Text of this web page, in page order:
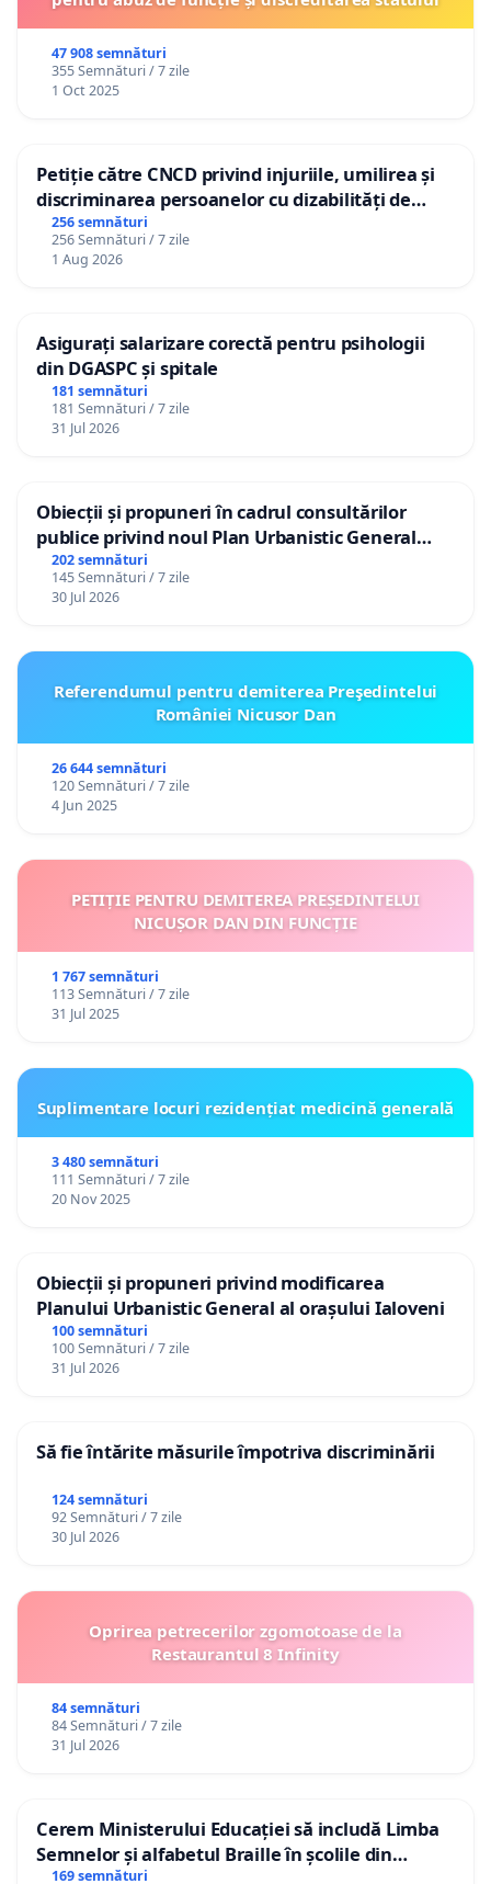
47 908 semnături
355 Semnături / 7 zile
1 Oct 2025
Petiție către CNCD privind injuriile, umilirea și
discriminarea persoanelor cu dizabilități de
către utilizatorul TikTok „Gorici”
256 semnături
256 Semnături / 7 zile
1 Aug 2026
Asigurați salarizare corectă pentru psihologii
din DGASPC și spitale
181 semnături
181 Semnături / 7 zile
31 Jul 2026
Obiecții și propuneri în cadrul consultărilor
publice privind noul Plan Urbanistic General
(PUG) Ialoveni
202 semnături
145 Semnături / 7 zile
30 Jul 2026
Referendumul pentru demiterea Preşedintelui
României Nicusor Dan
26 644 semnături
120 Semnături / 7 zile
4 Jun 2025
PETIȚIE PENTRU DEMITEREA PREȘEDINTELUI
NICUȘOR DAN DIN FUNCȚIE
1 767 semnături
113 Semnături / 7 zile
31 Jul 2025
Suplimentare locuri rezidențiat medicină generală
3 480 semnături
111 Semnături / 7 zile
20 Nov 2025
Obiecții și propuneri privind modificarea
Planului Urbanistic General al orașului Ialoveni
100 semnături
100 Semnături / 7 zile
31 Jul 2026
Să fie întărite măsurile împotriva discriminării
124 semnături
92 Semnături / 7 zile
30 Jul 2026
Oprirea petrecerilor zgomotoase de la
Restaurantul 8 Infinity
84 semnături
84 Semnături / 7 zile
31 Jul 2026
Cerem Ministerului Educației să includă Limba
Semnelor și alfabetul Braille în școlile din
Republica Moldova!
169 semnături